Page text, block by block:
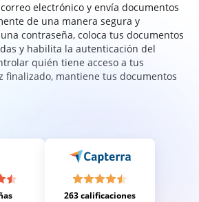
electrónico y envía documentos
de una manera segura y
contraseña, coloca tus documentos
y habilita la autenticación del
quién tiene acceso a tus
finalizado, mantiene tus documentos
263 calificaciones